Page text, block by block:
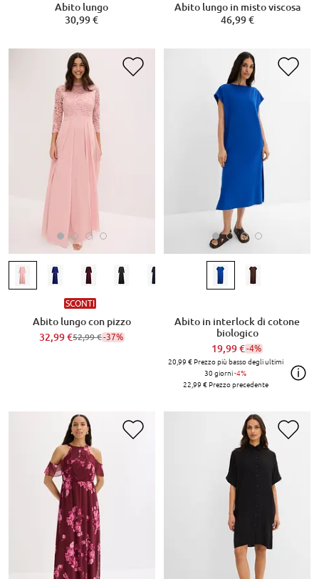
Abito lungo
30,99 €
Abito lungo in misto viscosa
46,99 €
SCONTI
Abito lungo con pizzo
32,99 €52,99 €-37%
Abito in interlock di cotone
biologico
19,99 €-4%
20,99 €Prezzo più basso degli ultimi
30 giorni-4%
22,99 €Prezzo precedente